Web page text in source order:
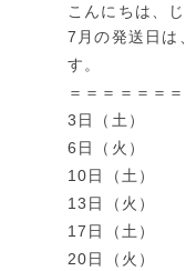
こんにちは、
7月の発送日は
す。
＝＝＝＝＝＝
3日（土）
6日（火）
10日（土）
13日（火）
17日（土）
20日（火）